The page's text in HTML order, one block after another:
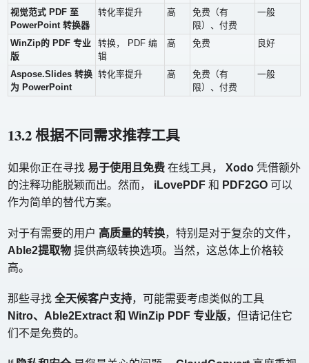
视觉范式 PDF 至
PowerPoint 转换器
转化率提升 高
免费（有
限）、付费
一般
WinZip的 PDF 专业
版
转换， PDF 编
辑
高 免费 良好
Aspose.Slides 转换
为 PowerPoint
转化率提升 高
免费（有
限）、付费
一般
13.2 根据不同需求推荐工具
如果你正在寻找 易于使用且免费 在线工具，Xodo 凭借额外
的注释功能脱颖而出。然而， iLovePDF 和 PDF2GO 可以
作为简单的替代方案。
对于有需要的用户 高质量的转换，特别是对于复杂的文件，
Able2提取物 提供高级转换选项。当然，这总体上价格较
高。
那些寻找全天候客户支持，可能需要考虑类似的工具
Nitro、Able2Extract 和 WinZip PDF 专业版，但请记住它
们不是免费的。